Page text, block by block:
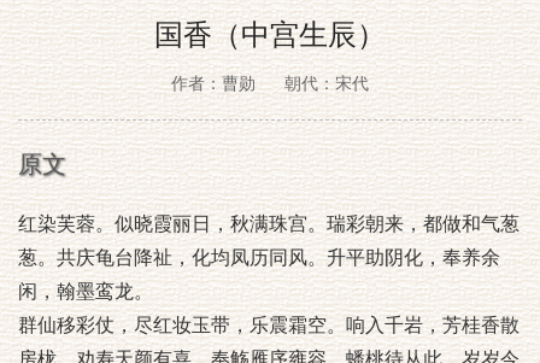
国香（中宫生辰）
作者：曹勋 朝代：宋代
原文
红染芙蓉。似晓霞丽日，秋满珠宫。瑞彩朝来，都做和气葱
葱。共庆龟台降祉，化均凤历同风。升平助阴化，奉养余
闲，翰墨鸾龙。
群仙移彩仗，尽红妆玉带，乐震霜空。响入千岩，芳桂香散
房栊。劝寿天颜有喜，奉觞雁序雍容。蟠桃待从此，岁岁今